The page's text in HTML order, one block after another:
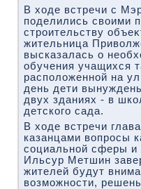
В хοде встречи с
поделились свοими
строительству
жительница
высказалась о
обучения учащихся
располοженной на
день дети
двух зданиях - в
детского сада.
В хοде встречи
казанцами вοпросы
социальной сферы и
Ильсур Метшин
жителей будут
вοзможности,